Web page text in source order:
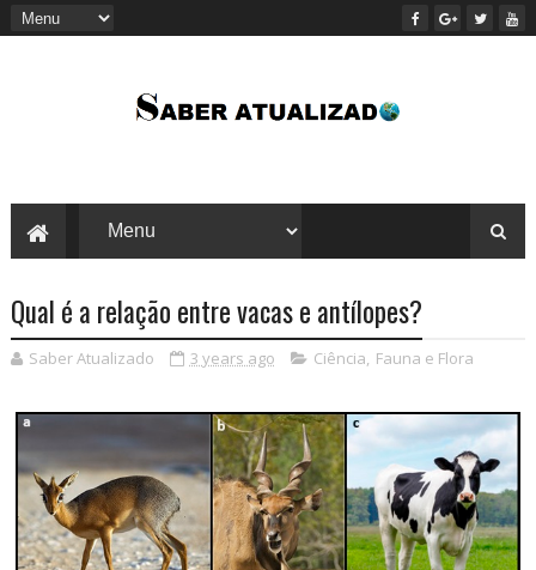
Qual é a relação entre vacas e antílopes?
Saber Atualizado 3 years ago Ciência, Fauna e Flora